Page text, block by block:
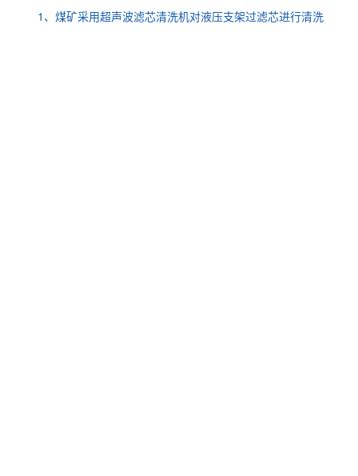
1、煤矿采用超声波滤芯清洗机对液压支架过滤芯进行清洗